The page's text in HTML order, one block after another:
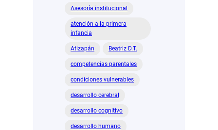
Asesoría institucional
atención a la primera
infancia
Atizapán Beatriz D.T.
competencias parentales
condiciones vulnerables
desarrollo cerebral
desarrollo cognitivo
desarrollo humano